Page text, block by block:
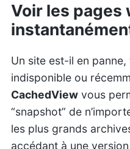
Voir les pages
Un site est-il en
indisponible ou
CachedViewvous
“snapshot” de
les plus grands
accédant à une